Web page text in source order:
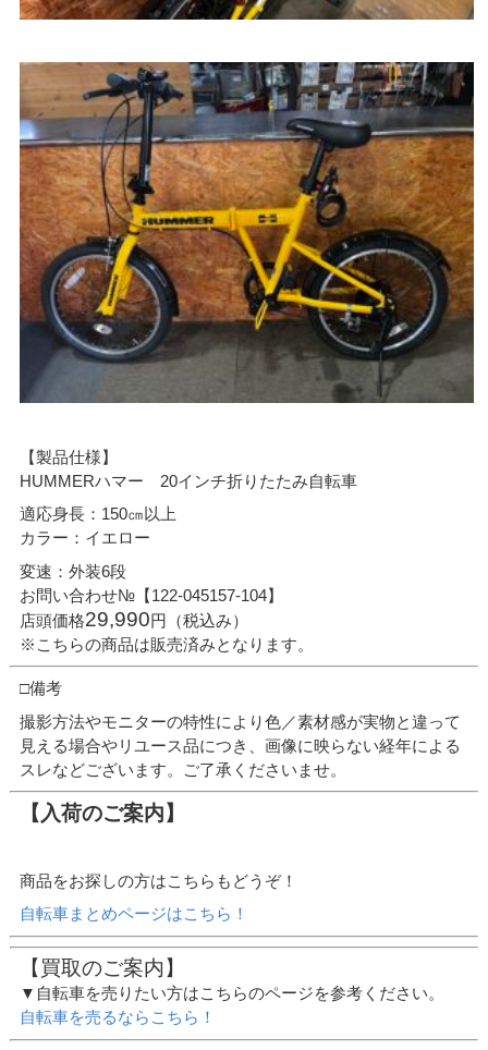
【製品仕様】
HUMMERハマー 20インチ折りたたみ自転車
適応身長：150㎝以上
カラー：イエロー
変速：外装6段
お問い合わせ№【122-045157-104】
店頭価格29,990円（税込み）
※こちらの商品は販売済みとなります。
□備考
撮影方法やモニターの特性により色／素材感が実物と違って
見える場合やリユース品につき、画像に映らない経年による
スレなどございます。ご了承くださいませ。
【入荷のご案内】
商品をお探しの方はこちらもどうぞ！
自転車まとめページはこちら！
【買取のご案内】
▼自転車を売りたい方はこちらのページを参考ください。
自転車を売るならこちら！